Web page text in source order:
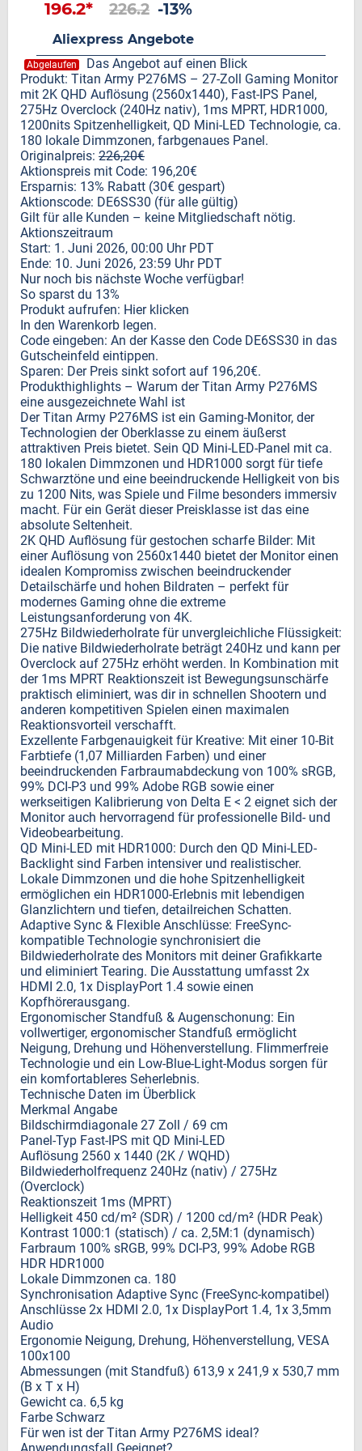
196.2* 226.2 -13%
Aliexpress Angebote
Abgelaufen
Das Angebot auf einen Blick
Produkt: Titan Army P276MS – 27-Zoll Gaming Monitor
mit 2K QHD Auflösung (2560x1440), Fast-IPS Panel,
275Hz Overclock (240Hz nativ), 1ms MPRT, HDR1000,
1200nits Spitzenhelligkeit, QD Mini-LED Technologie, ca.
180 lokale Dimmzonen, farbgenaues Panel.
Originalpreis: 226,20€
Aktionspreis mit Code: 196,20€
Ersparnis: 13% Rabatt (30€ gespart)
Aktionscode: DE6SS30 (für alle gültig)
Gilt für alle Kunden – keine Mitgliedschaft nötig.
Aktionszeitraum
Start: 1. Juni 2026, 00:00 Uhr PDT
Ende: 10. Juni 2026, 23:59 Uhr PDT
Nur noch bis nächste Woche verfügbar!
So sparst du 13%
Produkt aufrufen: Hier klicken
In den Warenkorb legen.
Code eingeben: An der Kasse den Code DE6SS30 in das
Gutscheinfeld eintippen.
Sparen: Der Preis sinkt sofort auf 196,20€.
Produkthighlights – Warum der Titan Army P276MS
eine ausgezeichnete Wahl ist
Der Titan Army P276MS ist ein Gaming-Monitor, der
Technologien der Oberklasse zu einem äußerst
attraktiven Preis bietet. Sein QD Mini-LED-Panel mit ca.
180 lokalen Dimmzonen und HDR1000 sorgt für tiefe
Schwarztöne und eine beeindruckende Helligkeit von bis
zu 1200 Nits, was Spiele und Filme besonders immersiv
macht. Für ein Gerät dieser Preisklasse ist das eine
absolute Seltenheit.
2K QHD Auflösung für gestochen scharfe Bilder: Mit
einer Auflösung von 2560x1440 bietet der Monitor einen
idealen Kompromiss zwischen beeindruckender
Detailschärfe und hohen Bildraten – perfekt für
modernes Gaming ohne die extreme
Leistungsanforderung von 4K.
275Hz Bildwiederholrate für unvergleichliche Flüssigkeit:
Die native Bildwiederholrate beträgt 240Hz und kann per
Overclock auf 275Hz erhöht werden. In Kombination mit
der 1ms MPRT Reaktionszeit ist Bewegungsunschärfe
praktisch eliminiert, was dir in schnellen Shootern und
anderen kompetitiven Spielen einen maximalen
Reaktionsvorteil verschafft.
Exzellente Farbgenauigkeit für Kreative: Mit einer 10-Bit
Farbtiefe (1,07 Milliarden Farben) und einer
beeindruckenden Farbraumabdeckung von 100% sRGB,
99% DCI-P3 und 99% Adobe RGB sowie einer
werkseitigen Kalibrierung von Delta E < 2 eignet sich der
Monitor auch hervorragend für professionelle Bild- und
Videobearbeitung.
QD Mini-LED mit HDR1000: Durch den QD Mini-LED-
Backlight sind Farben intensiver und realistischer.
Lokale Dimmzonen und die hohe Spitzenhelligkeit
ermöglichen ein HDR1000-Erlebnis mit lebendigen
Glanzlichtern und tiefen, detailreichen Schatten.
Adaptive Sync & Flexible Anschlüsse: FreeSync-
kompatible Technologie synchronisiert die
Bildwiederholrate des Monitors mit deiner Grafikkarte
und eliminiert Tearing. Die Ausstattung umfasst 2x
HDMI 2.0, 1x DisplayPort 1.4 sowie einen
Kopfhörerausgang.
Ergonomischer Standfuß & Augenschonung: Ein
vollwertiger, ergonomischer Standfuß ermöglicht
Neigung, Drehung und Höhenverstellung. Flimmerfreie
Technologie und ein Low-Blue-Light-Modus sorgen für
ein komfortableres Seherlebnis.
Technische Daten im Überblick
Merkmal Angabe
Bildschirmdiagonale 27 Zoll / 69 cm
Panel-Typ Fast-IPS mit QD Mini-LED
Auflösung 2560 x 1440 (2K / WQHD)
Bildwiederholfrequenz 240Hz (nativ) / 275Hz
(Overclock)
Reaktionszeit 1ms (MPRT)
Helligkeit 450 cd/m² (SDR) / 1200 cd/m² (HDR Peak)
Kontrast 1000:1 (statisch) / ca. 2,5M:1 (dynamisch)
Farbraum 100% sRGB, 99% DCI-P3, 99% Adobe RGB
HDR HDR1000
Lokale Dimmzonen ca. 180
Synchronisation Adaptive Sync (FreeSync-kompatibel)
Anschlüsse 2x HDMI 2.0, 1x DisplayPort 1.4, 1x 3,5mm
Audio
Ergonomie Neigung, Drehung, Höhenverstellung, VESA
100x100
Abmessungen (mit Standfuß) 613,9 x 241,9 x 530,7 mm
(B x T x H)
Gewicht ca. 6,5 kg
Farbe Schwarz
Für wen ist der Titan Army P276MS ideal?